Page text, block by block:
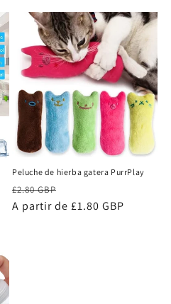
Peluche de hierba gatera PurrPlay
Precio
habitual
£2.80 GBP
de
A partir de £1.80 GBP